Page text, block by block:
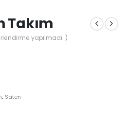
Takım
yapılmadı. )
, Saten